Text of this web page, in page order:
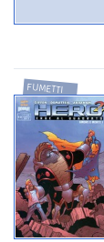
FUMETTI